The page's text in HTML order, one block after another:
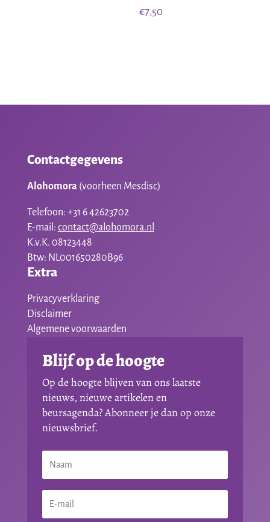
€7,50
Contactgegevens
Alohomora (voorheen Mesdisc)
Telefoon: +31 6 42623702
E-mail: contact@alohomora.nl
K.v.K. 08123448
Btw: NL001650280B96
Extra
Privacyverklaring
Disclaimer
Algemene voorwaarden
Blijf op de hoogte
Op de hoogte blijven van ons laatste
nieuws, nieuwe artikelen en
beursagenda? Abonneer je dan op onze
nieuwsbrief.